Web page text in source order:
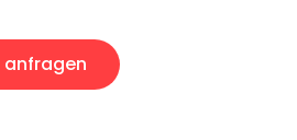
anfragen